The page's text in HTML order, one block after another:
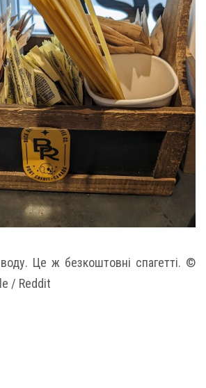
воду. Це ж безкоштовні спагетті. ©
/ Reddit